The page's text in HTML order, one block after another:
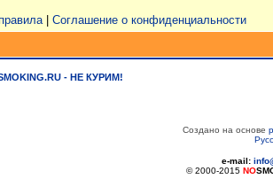
| Соглашение о конфиденциальности
- НЕ КУРИМ!
Создано на основе
e-mail:
© 2000-2015 NO